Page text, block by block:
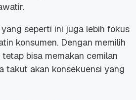
seperti ini juga lebih fokus
konsumen. Dengan memilih
bisa memakan cemilan
takut akan konsekuensi yang